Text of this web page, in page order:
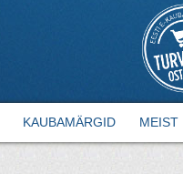
KAUBAMÄRGID MEIST